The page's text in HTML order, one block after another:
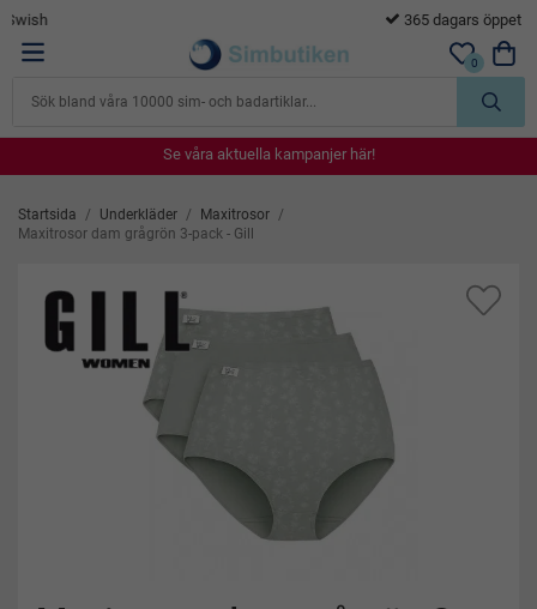
0
Se våra aktuella kampanjer här!
Se våra aktuella kampanjer här!
Se våra aktuella kampanjer här!
Se våra aktuella kampanjer här!
Startsida / Underkläder / Maxitrosor /
Maxitrosor dam grågrön 3-pack - Gill